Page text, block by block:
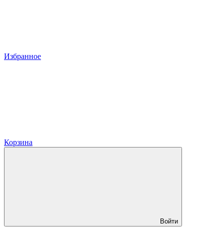
Избранное
Корзина
Войти